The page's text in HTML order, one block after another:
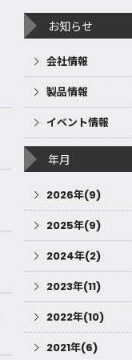
お知らせ
会社情報
製品情報
イベント情報
年月
2026年(9)
2025年(9)
2024年(2)
2023年(11)
2022年(10)
2021年(6)